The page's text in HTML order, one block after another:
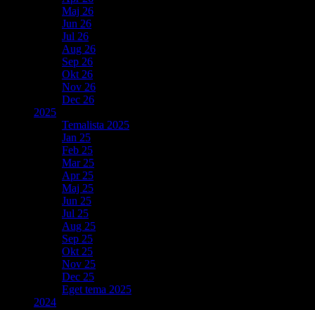
Maj 26
Jun 26
Jul 26
Aug 26
Sep 26
Okt 26
Nov 26
Dec 26
2025
Temalista 2025
Jan 25
Feb 25
Mar 25
Apr 25
Maj 25
Jun 25
Jul 25
Aug 25
Sep 25
Okt 25
Nov 25
Dec 25
Eget tema 2025
2024